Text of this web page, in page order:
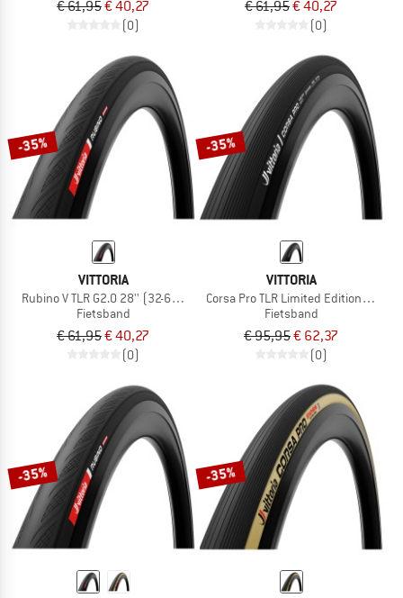
€ 61,95€ 40,27
(0)
€ 61,95€ 40,27
(0)
-35%
VITTORIA
Rubino V TLR G2.0 28'' (32-622) Foldable
Fietsband
€ 61,95€ 40,27
(0)
-35%
VITTORIA
Corsa Pro TLR Limited Edition
Fietsband
€ 95,95€ 62,37
(0)
-35% -35%